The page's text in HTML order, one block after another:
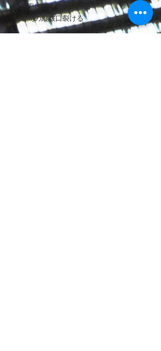
愚痴にやきもち針の山
眉間の縦皺口裂ける